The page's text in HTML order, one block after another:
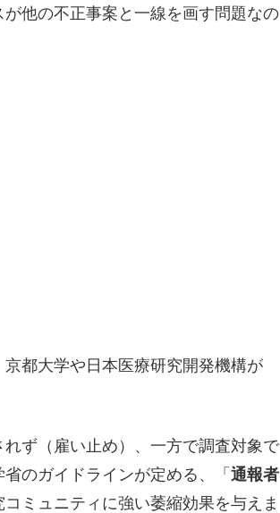
他の不正事案と一線を画す問題なの
都大学や日本医療研究開発機構が
ず（雇い止め）、一方で調査対象で
のガイドラインが定める、「 通報者
ミュニティに強い萎縮効果を与えま